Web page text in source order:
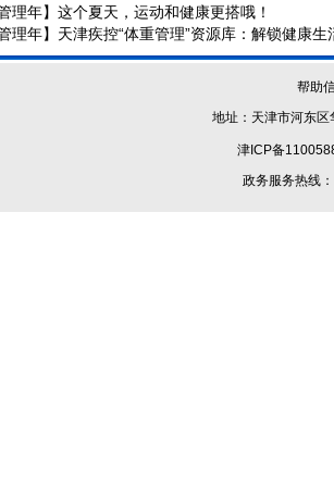
理年】这个夏天，运动和健康更搭哦！
管理年】天津疾控“体重管理”资源库：解锁健康生
帮助
地址：天津市河
津ICP备
政务服务热线